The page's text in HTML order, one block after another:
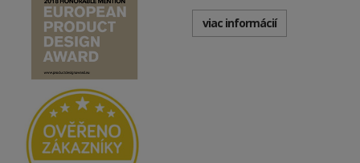
viac informácií